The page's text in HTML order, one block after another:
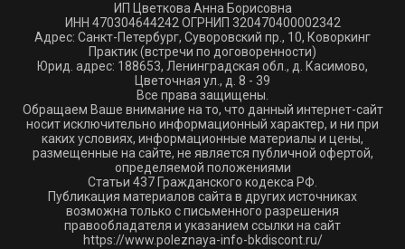
ИП Цветкова Анна Борисовна
ИНН 470304644242 ОГРНИП 320470400002342
Адрес: Санкт-Петербург, Суворовский пр., 10, Коворкинг
Практик (встречи по договоренности)
Юрид. адрес: 188653, Ленинградская обл., д. Касимово,
Цветочная ул., д. 8 - 39
Все права защищены.
Обращаем Ваше внимание на то, что данный интернет-сайт
носит исключительно информационный характер, и ни при
каких условиях, информационные материалы и цены,
размещенные на сайте, не является публичной офертой,
определяемой положениями
Статьи 437 Гражданского кодекса РФ.
Публикация материалов сайта в других источниках
возможна только с письменного разрешения
правообладателя и указанием ссылки на сайт
https://www.poleznaya-info-bkdiscont.ru/